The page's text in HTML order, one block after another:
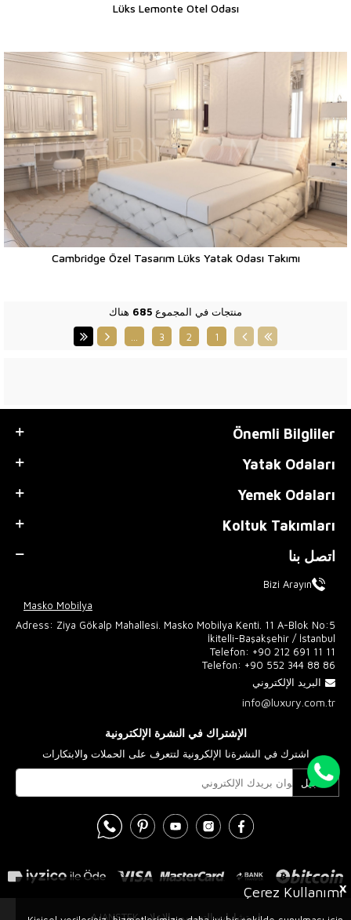
X
Çerez Kullanımı
Lüks Lemonte Otel Odası
Cambridge Özel Tasarım Lüks Yatak Odası Takımı
منتجات في المجموع 685 هناك
1
2
3
Önemli Bilgliler
Yatak Odaları
Yemek Odaları
Koltuk Takımları
اتصل بنا
Bizi Arayın
Masko Mobilya
Adress: Ziya Gökalp Mahallesi. Masko Mobilya Kenti. 11 A-Blok No:5
İkitelli-Başakşehir / İstanbul
Telefon: +90 212 691 11 11
Telefon: +90 552 344 88 86
البريد الإلكتروني
info@luxury.com.tr
الإشتراك في النشرة الإلكترونية
اشترك في النشرةنا الإلكرونية لتتعرف على الحملات والابتكارات
تسجيل
استشارات التصميم والإعلان AJANSTEK